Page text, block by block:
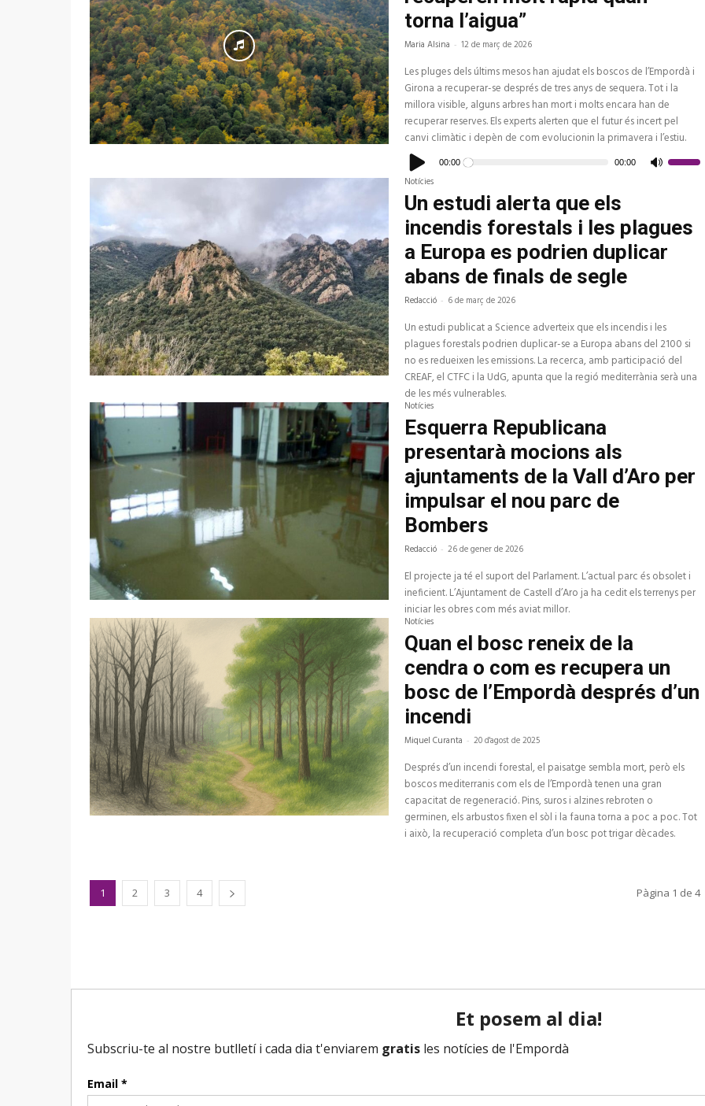
torna l’aigua”
Maria Alsina - 12 de març de 2026
Les pluges dels últims mesos han ajudat els boscos de l’Empordà i
Girona a recuperar-se després de tres anys de sequera. Tot i la
millora visible, alguns arbres han mort i molts encara han de
recuperar reserves. Els experts alerten que el futur és incert pel
canvi climàtic i depèn de com evolucionin la primavera i l’estiu.
Reproductor
d'àudio00:00 00:00
Feu
cap
amunt/
Notícies
Un estudi alerta que els
incendis forestals i les plagues
a Europa es podrien duplicar
abans de finals de segle
Redacció - 6 de març de 2026
Un estudi publicat a Science adverteix que els incendis i les
plagues forestals podrien duplicar-se a Europa abans del 2100 si
no es redueixen les emissions. La recerca, amb participació del
CREAF, el CTFC i la UdG, apunta que la regió mediterrània serà una
de les més vulnerables.
Notícies
Esquerra Republicana
presentarà mocions als
ajuntaments de la Vall d’Aro per
impulsar el nou parc de
Bombers
Redacció - 26 de gener de 2026
El projecte ja té el suport del Parlament. L’actual parc és obsolet i
ineficient. L’Ajuntament de Castell d’Aro ja ha cedit els terrenys per
iniciar les obres com més aviat millor.
Notícies
Quan el bosc reneix de la
cendra o com es recupera un
bosc de l’Empordà després d’un
incendi
Miquel Curanta - 20 d'agost de 2025
Després d’un incendi forestal, el paisatge sembla mort, però els
boscos mediterranis com els de l’Empordà tenen una gran
capacitat de regeneració. Pins, suros i alzines rebroten o
germinen, els arbustos fixen el sòl i la fauna torna a poc a poc. Tot
i això, la recuperació completa d’un bosc pot trigar dècades.
1 2 3 4 Pàgina 1 de 4